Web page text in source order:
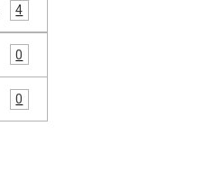
4
0
0